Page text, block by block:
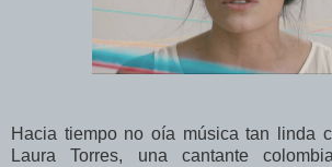
Hacia tiempo no oía música tan linda
Laura Torres, una cantante